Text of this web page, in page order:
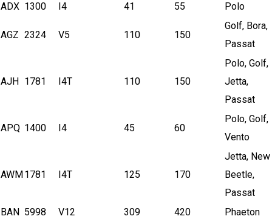
ADX 1300 I4 41 55 Polo
AGZ 2324 V5 110 150
Golf, Bora,
Passat
AJH 1781 I4T 110 150
Polo, Golf,
Jetta,
Passat
APQ 1400 I4 45 60
Polo, Golf,
Vento
AWM1781 I4T 125 170
Jetta, New
Beetle,
Passat
BAN 5998 V12 309 420 Phaeton